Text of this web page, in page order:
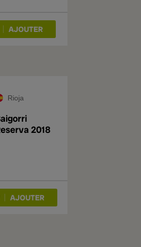
Rioja
2018